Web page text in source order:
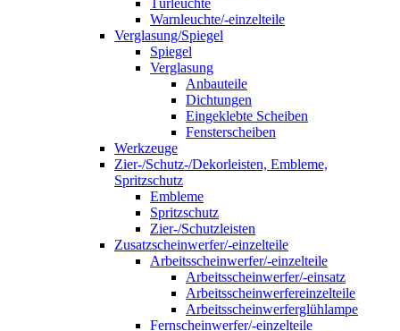
Türleuchte
Warnleuchte/-einzelteile
Verglasung/Spiegel
Spiegel
Verglasung
Anbauteile
Dichtungen
Eingeklebte Scheiben
Fensterscheiben
Werkzeuge
Zier-/Schutz-/Dekorleisten, Embleme,
Spritzschutz
Embleme
Spritzschutz
Zier-/Schutzleisten
Zusatzscheinwerfer/-einzelteile
Arbeitsscheinwerfer/-einzelteile
Arbeitsscheinwerfer/-einsatz
Arbeitsscheinwerfereinzelteile
Arbeitsscheinwerferglühlampe
Fernscheinwerfer/-einzelteile